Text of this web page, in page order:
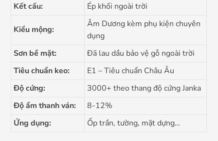
Kết cấu:
Ép khối ngoài trời
Kiểu mộng:
Âm Dương kèm phụ kiện chuyên
dụng
Sơn bề mặt:
Đã lau dầu bảo vệ gỗ ngoài trời
Tiêu chuẩn keo:
E1 – Tiêu chuẩn Châu Âu
Độ cứng:
3000+ theo thang độ cứng Janka
Độ ẩm thanh ván:
8-12%
Ứng dụng:
Ốp trần, tường, mặt dựng…